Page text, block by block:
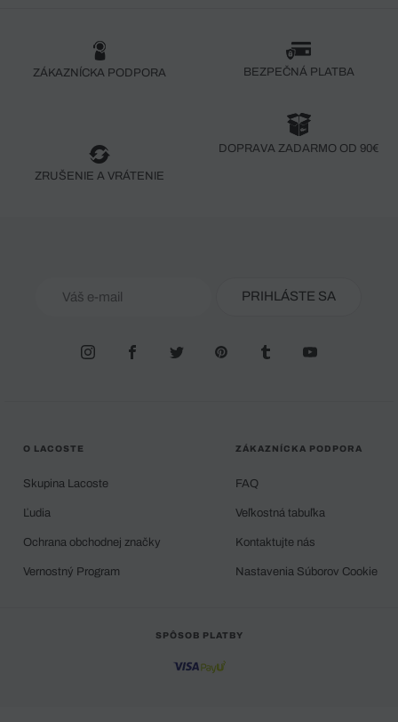
ZÁKAZNÍCKA PODPORA BEZPEČNÁ PLATBA
ZRUŠENIE A VRÁTENIE
DOPRAVA ZADARMO OD 90€
PRIHLÁSTE SA
O LACOSTE
Skupina Lacoste
Ľudia
Ochrana obchodnej značky
Vernostný Program
ZÁKAZNÍCKA PODPORA
FAQ
Veľkostná tabuľka
Kontaktujte nás
Nastavenia Súborov Cookie
SPÔSOB PLATBY